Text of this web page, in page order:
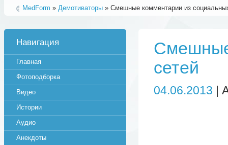
MedForm » Демотиваторы » Смешные комментарии из
сетей
04.06.2013 |
Навигация
Главная
Фотоподборка
Видео
Истории
Аудио
Анекдоты